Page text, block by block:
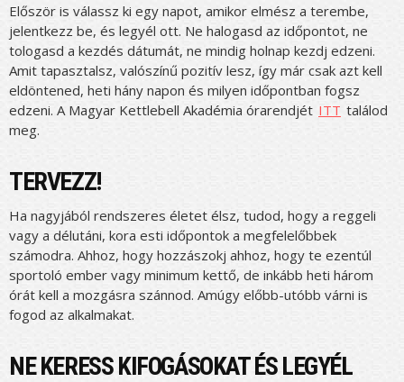
Először is válassz ki egy napot, amikor elmész a terembe,
jelentkezz be, és legyél ott. Ne halogasd az időpontot, ne
tologasd a kezdés dátumát, ne mindig holnap kezdj edzeni.
Amit tapasztalsz, valószínű pozitív lesz, így már csak azt kell
eldöntened, heti hány napon és milyen időpontban fogsz
edzeni. A Magyar Kettlebell Akadémia órarendjét ITT találod
meg.
TERVEZZ!
Ha nagyjából rendszeres életet élsz, tudod, hogy a reggeli
vagy a délutáni, kora esti időpontok a megfelelőbbek
számodra. Ahhoz, hogy hozzászokj ahhoz, hogy te ezentúl
sportoló ember vagy minimum kettő, de inkább heti három
órát kell a mozgásra szánnod. Amúgy előbb-utóbb várni is
fogod az alkalmakat.
NE KERESS KIFOGÁSOKAT ÉS LEGYÉL